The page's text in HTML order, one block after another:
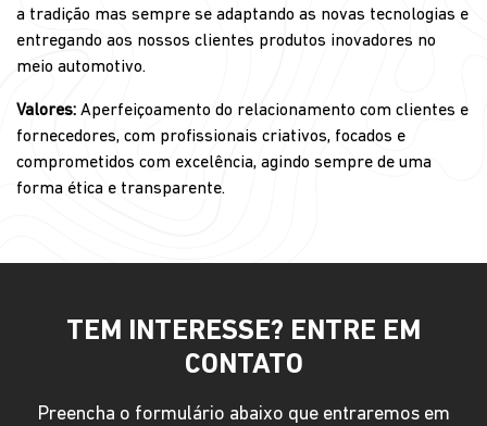
a tradição mas sempre se adaptando as novas tecnologias e
entregando aos nossos clientes produtos inovadores no
meio automotivo.
Valores: Aperfeiçoamento do relacionamento com clientes e
fornecedores, com profissionais criativos, focados e
comprometidos com excelência, agindo sempre de uma
forma ética e transparente.
TEM INTERESSE? ENTRE EM
CONTATO
Preencha o formulário abaixo que entraremos em